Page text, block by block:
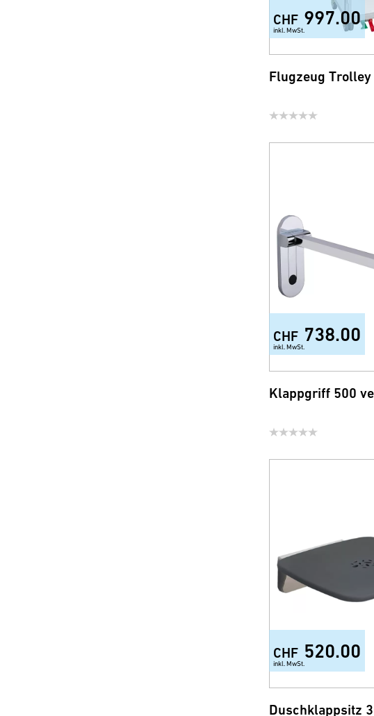
CHF 997.00
inkl. MwSt.
Flugzeug
CHF 738.00
inkl. MwSt.
Klappgriff 500
CHF 520.00
inkl. MwSt.
Duschklappsitz